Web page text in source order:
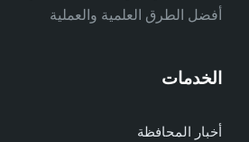
أفضل الطرق العلمية والعملية
الخدمات
أخبار المحافظة